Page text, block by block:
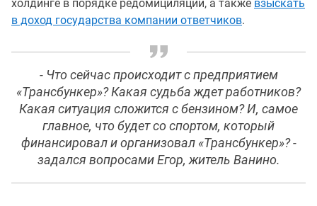
холдинге в порядке редомициляции, а также взыскать
в доход государства компании ответчиков.
- Что сейчас происходит с предприятием
«Трансбункер»? Какая судьба ждет работников?
Какая ситуация сложится с бензином? И, самое
главное, что будет со спортом, который
финансировал и организовал «Трансбункер»? -
задался вопросами Егор, житель Ванино.